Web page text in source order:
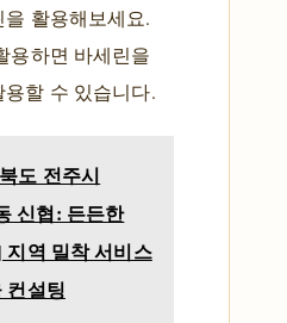
활용해보세요.
용하면 바세린을
할 수 있습니다.
도 전주시
신협: 든든한
지역 밀착 서비스
컨설팅